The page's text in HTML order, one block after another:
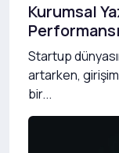
Kurumsal
Startup
artarken,
bir...